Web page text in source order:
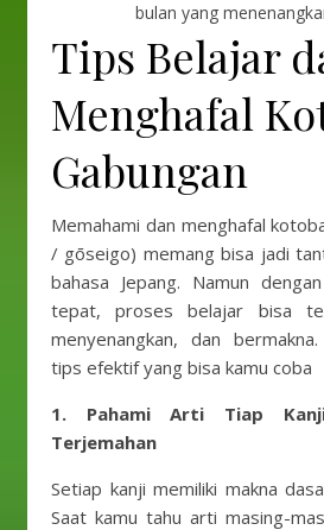
bulan yang
Tips Belajar
Menghafal
Gabungan
Memahami dan menghafal
/ gōseigo) memang bisa jadi
bahasa Jepang. Namun
tepat, proses belajar bisa
menyenangkan, dan
tips efektif yang bisa kamu coba
1. Pahami Arti Tiap
Terjemahan
Setiap kanji memiliki makna
Saat kamu tahu arti masing-